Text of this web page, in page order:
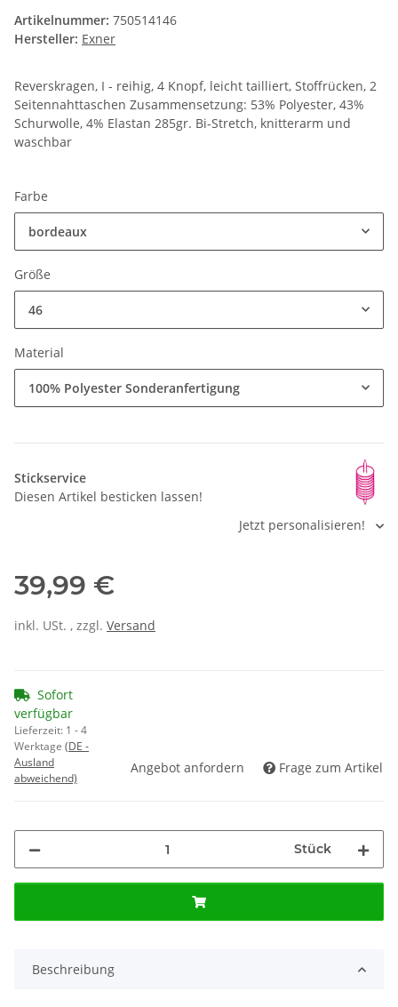
Artikelnummer: 750514146
Hersteller: Exner
Reverskragen, I - reihig, 4 Knopf, leicht tailliert, Stoffrücken, 2
Seitennahttaschen Zusammensetzung: 53% Polyester, 43%
Schurwolle, 4% Elastan 285gr. Bi-Stretch, knitterarm und
waschbar
Farbe
bordeaux
Größe
46
Material
100% Polyester Sonderanfertigung
Stickservice
Diesen Artikel besticken lassen!
Jetzt personalisieren!
39,99 €
inkl. USt. , zzgl. Versand
Sofort
verfügbar
Lieferzeit: 1 - 4
Werktage (DE -
Ausland
abweichend)
Angebot anfordern Frage zum Artikel
Stück
Beschreibung